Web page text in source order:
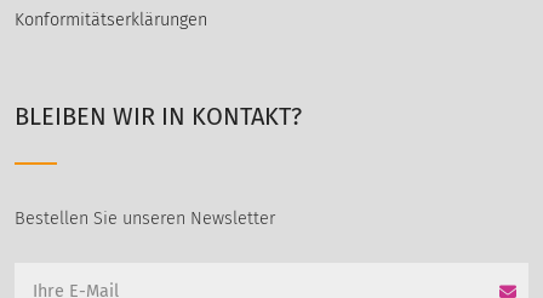
Konformitätserklärungen
BLEIBEN WIR IN KONTAKT?
Bestellen Sie unseren Newsletter